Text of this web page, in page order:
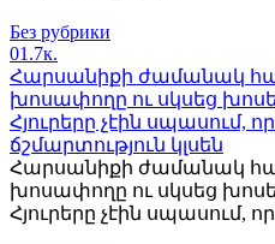
Без рубрики
01.7к.
Հարսանիքի ժամանակ
խոսափողը ու սկսեց
Հյուրերը չէին սպասում,
ճշմարտություն կլսեն
Հարսանիքի ժամանակ
խոսափողը ու սկսեց
Հյուրերը չէին սպասում, որ